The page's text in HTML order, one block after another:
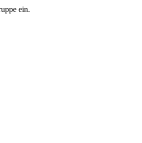
ein.